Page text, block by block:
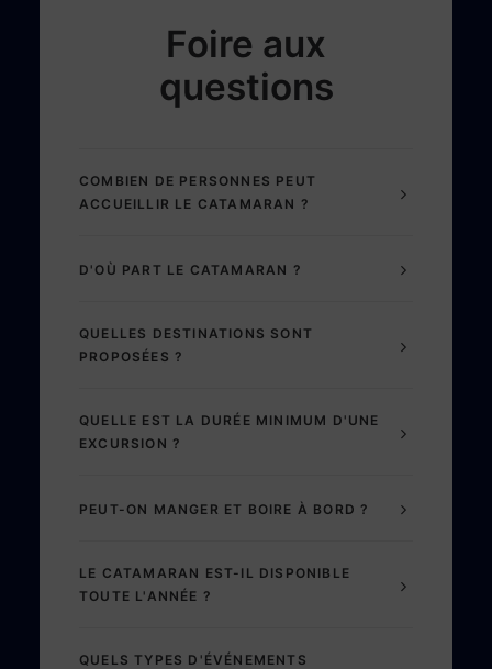
Foire aux
questions
COMBIEN DE PERSONNES PEUT
ACCUEILLIR LE CATAMARAN ?
D'OÙ PART LE CATAMARAN ?
QUELLES DESTINATIONS SONT
PROPOSÉES ?
QUELLE EST LA DURÉE MINIMUM D'UNE
EXCURSION ?
PEUT-ON MANGER ET BOIRE À BORD ?
LE CATAMARAN EST-IL DISPONIBLE
TOUTE L'ANNÉE ?
QUELS TYPES D'ÉVÉNEMENTS